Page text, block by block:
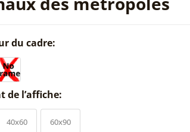
du cadre:
de l’affiche:
40x60 60x90